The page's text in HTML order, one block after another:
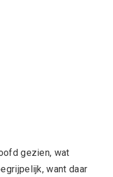
gezien, wat
want daar